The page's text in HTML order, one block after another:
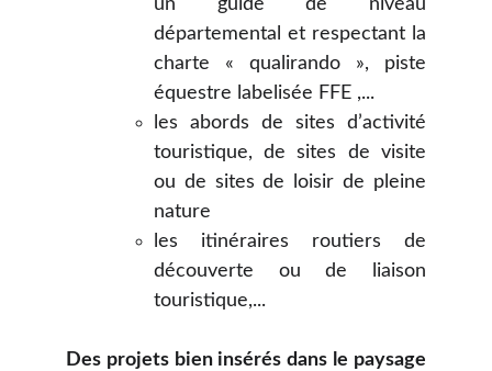
un guide de niveau
départemental et respectant la
charte « qualirando », piste
équestre labelisée FFE ,...
les abords de sites d’activité
touristique, de sites de visite
ou de sites de loisir de pleine
nature
les itinéraires routiers de
découverte ou de liaison
touristique,...
Des projets bien insérés dans le paysage